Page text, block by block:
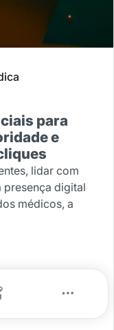
para
e
lidar com
presença digital
médicos, a